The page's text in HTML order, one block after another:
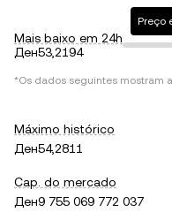
Mais baixo em 24h
Ден53,2194
Preço
*Os dados seguintes mostram
Máximo histórico
Ден54,2811
Cap. do mercado
Ден9 755 069 772 037